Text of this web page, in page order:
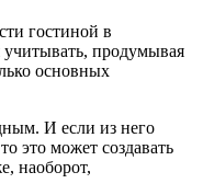
гостиной в
учитывать, продумывая
основных
И если из него
это может создавать
наоборот,